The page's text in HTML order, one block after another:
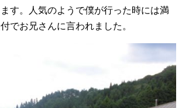
す。人気のようで僕が行った時には満
でお兄さんに言われました。